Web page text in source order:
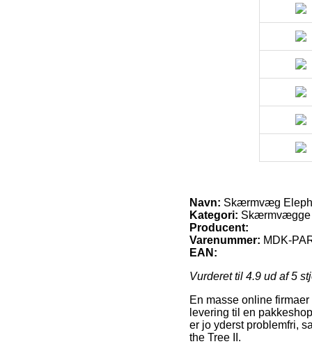
Navn: Skærmvæg
Kategori: Skærmvægge
Producent:
Varenummer: MDK-
EAN:
Vurderet til 4.9 ud af 5
En masse online
levering til en
er jo yderst problemfri,
the Tree II.